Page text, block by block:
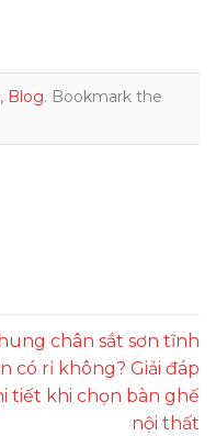
, Blog. Bookmark the
chân sắt sơn tĩnh
có rỉ không? Giải đáp
tiết khi chọn bàn ghế
nội thất